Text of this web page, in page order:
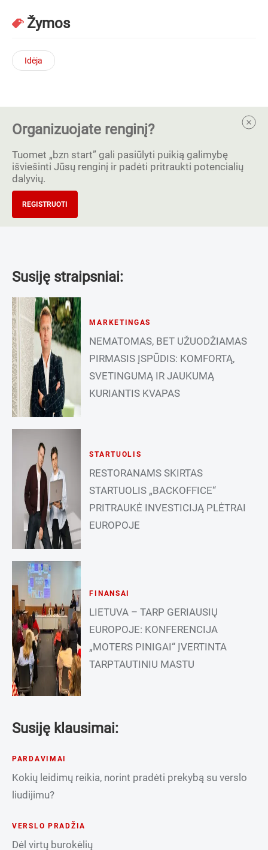
Žymos
Idėja
Organizuojate renginį?
Tuomet „bzn start” gali pasiūlyti puikią galimybę
išviešinti Jūsų renginį ir padėti pritraukti potencialių
dalyvių.
REGISTRUOTI
Susiję straipsniai:
MARKETINGAS
NEMATOMAS, BET UŽUODŽIAMAS
PIRMASIS ĮSPŪDIS: KOMFORTĄ,
SVETINGUMĄ IR JAUKUMĄ
KURIANTIS KVAPAS
STARTUOLIS
RESTORANAMS SKIRTAS
STARTUOLIS „BACKOFFICE“
PRITRAUKĖ INVESTICIJĄ PLĖTRAI
EUROPOJE
FINANSAI
LIETUVA – TARP GERIAUSIŲ
EUROPOJE: KONFERENCIJA
„MOTERS PINIGAI“ ĮVERTINTA
TARPTAUTINIU MASTU
Susiję klausimai:
PARDAVIMAI
Kokių leidimų reikia, norint pradėti prekybą su verslo
liudijimu?
VERSLO PRADŽIA
Dėl virtų burokėlių